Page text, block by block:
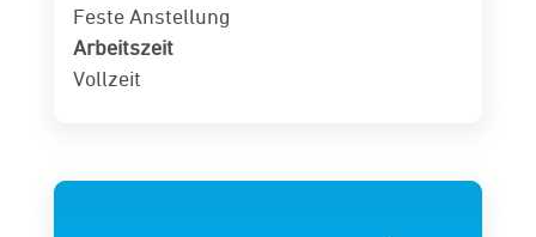
Feste Anstellung
Arbeitszeit
Vollzeit